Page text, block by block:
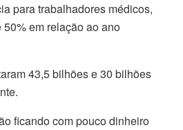
para trabalhadores médicos,
em relação ao ano
43,5 bilhões e 30 bilhões
ficando com pouco dinheiro